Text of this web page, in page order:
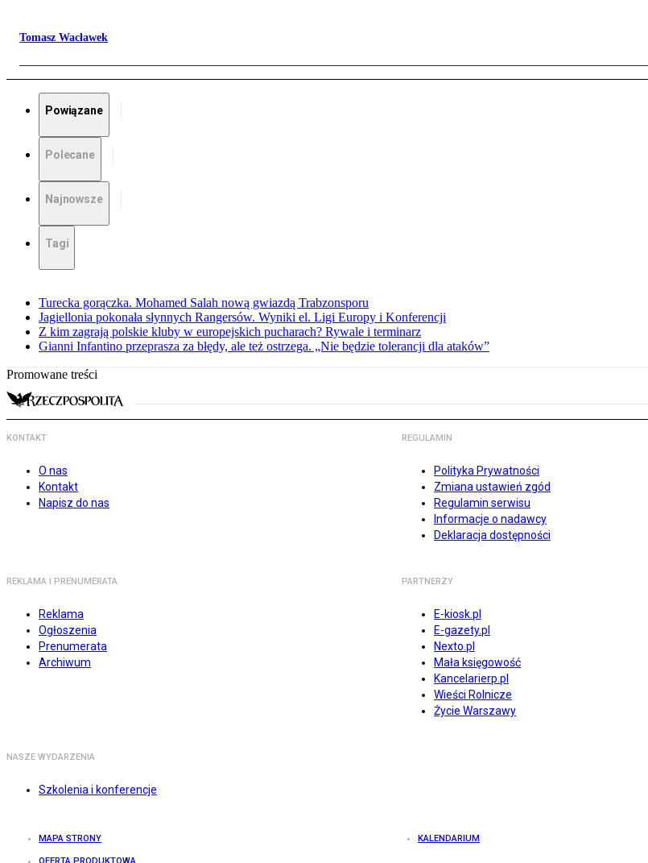
Tomasz Wacławek
Powiązane
Polecane
Najnowsze
Tagi
Turecka gorączka. Mohamed Salah nową gwiazdą Trabzonsporu
Jagiellonia pokonała słynnych Rangersów. Wyniki el. Ligi Europy i Konferencji
Z kim zagrają polskie kluby w europejskich pucharach? Rywale i terminarz
Gianni Infantino przeprasza za błędy, ale też ostrzega. „Nie będzie tolerancji dla ataków”
Promowane treści
KONTAKT
O nas
Kontakt
Napisz do nas
REGULAMIN
Polityka Prywatności
Zmiana ustawień zgód
Regulamin serwisu
Informacje o nadawcy
Deklaracja dostępności
REKLAMA I PRENUMERATA
Reklama
Ogłoszenia
Prenumerata
Archiwum
PARTNERZY
E-kiosk.pl
E-gazety.pl
Nexto.pl
Mała księgowość
Kancelarierp.pl
Wieści Rolnicze
Życie Warszawy
NASZE WYDARZENIA
Szkolenia i konferencje
MAPA STRONY KALENDARIUM